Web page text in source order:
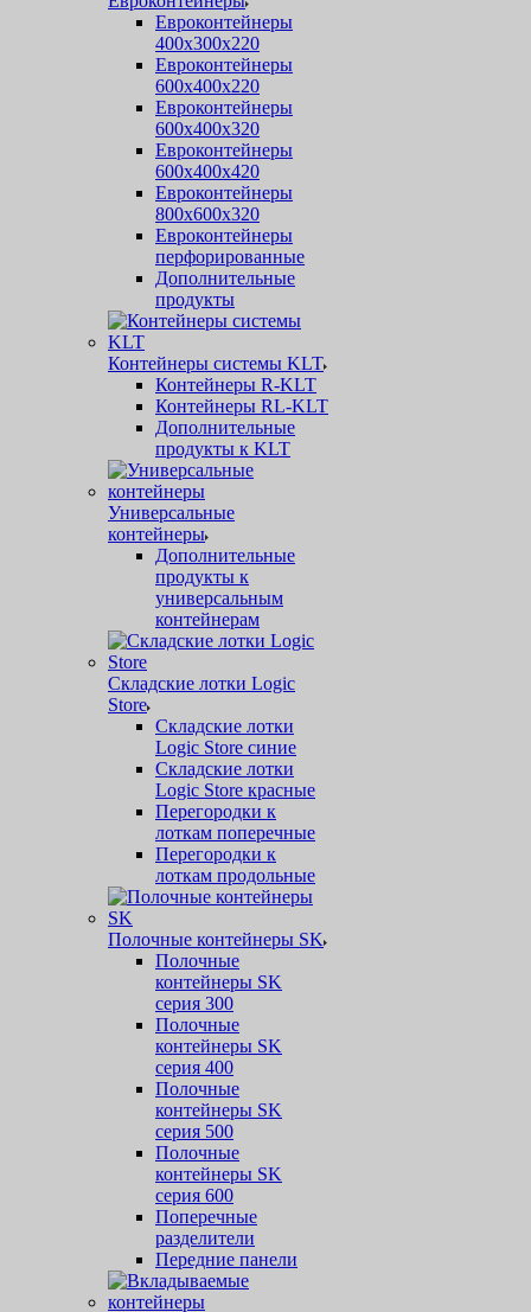
Евроконтейнеры
400х300х220
Евроконтейнеры
600х400х220
Евроконтейнеры
600х400х320
Евроконтейнеры
600х400х420
Евроконтейнеры
800х600х320
Евроконтейнеры
перфорированные
Дополнительные
продукты
Контейнеры системы KLT
Контейнеры R-KLT
Контейнеры RL-KLT
Дополнительные
продукты к KLT
Универсальные
контейнеры
Дополнительные
продукты к
универсальным
контейнерам
Складские лотки Logic
Store
Складские лотки
Logic Store синие
Складские лотки
Logic Store красные
Перегородки к
лоткам поперечные
Перегородки к
лоткам продольные
Полочные контейнеры SK
Полочные
контейнеры SK
серия 300
Полочные
контейнеры SK
серия 400
Полочные
контейнеры SK
серия 500
Полочные
контейнеры SK
серия 600
Поперечные
разделители
Передние панели